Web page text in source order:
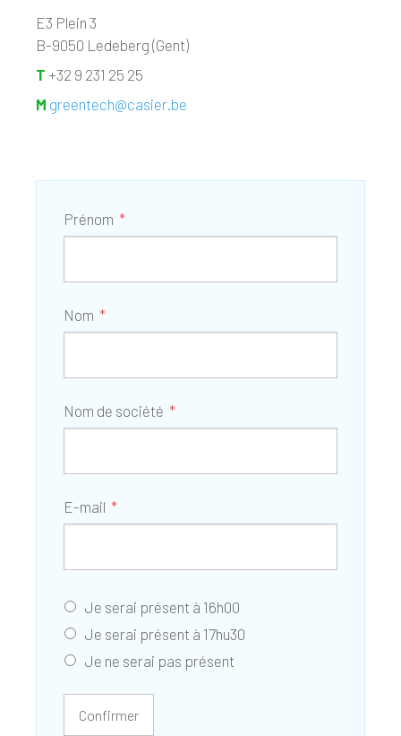
E3 Plein 3
B-9050 Ledeberg (Gent)
T +32 9 231 25 25
M greentech@casier.be
Prénom
Nom
Nom de société
E-mail
Je serai présent à 16h00
Je serai présent à 17hu30
Je ne serai pas présent
Confirmer